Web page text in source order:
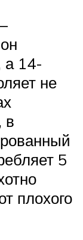
а 14-
не
в
5
плохого